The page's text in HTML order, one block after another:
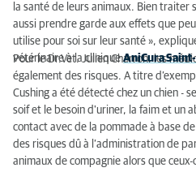
la santé de leurs animaux. Bien traiter
aussi prendre garde aux effets que
utilise pour soi sur leur santé »,
vétérinaire à la cliniqueAniCura
Pour le Dr.Vet. Julien Charron, les
également des risques. A titre
Cushing a été détecté chez un chien -
soif et le besoin d'uriner, la faim et un
contact avec de la pommade à base
des risques dû à l’administration de
animaux de compagnie alors que